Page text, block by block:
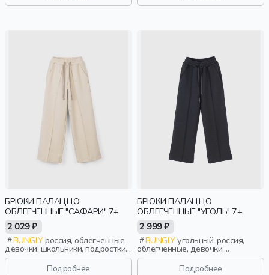
БРЮКИ ПАЛАЦЦО
ОБЛЕГЧЕННЫЕ "САФАРИ" 7+
2 029 ₽
BUNGLYроссия, облегченные,
девочки, школьники, подростки,
дети
Подробнее
БРЮКИ ПАЛАЦЦО
ОБЛЕГЧЕННЫЕ "УГОЛЬ" 7+
2 999 ₽
BUNGLYугольный, россия,
облегченные, девочки,
школьники, подростки, дети
Подробнее